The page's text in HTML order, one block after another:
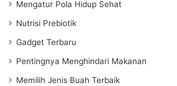
Mengatur Pola Hidup Sehat
Nutrisi Prebiotik
Gadget Terbaru
Pentingnya Menghindari Makanan
Memilih Jenis Buah Terbaik